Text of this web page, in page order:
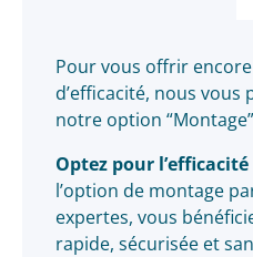
Pour vous offrir
d’efficacité, nous
notre option
Optez pour l’efficacité
l’option de montage
expertes, vous
rapide, sécurisée et